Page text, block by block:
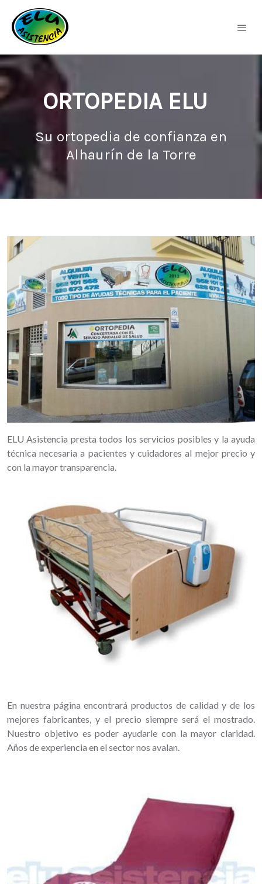
ORTOPEDIA ELU
Su ortopedia de confianza en
Alhaurín de la Torre
ELU Asistencia presta todos los servicios posibles y la ayuda
técnica necesaria a pacientes y cuidadores al mejor precio y
con la mayor transparencia.
En nuestra página encontrará productos de calidad y de los
mejores fabricantes, y el precio siempre será el mostrado.
Nuestro objetivo es poder ayudarle con la mayor claridad.
Años de experiencia en el sector nos avalan.